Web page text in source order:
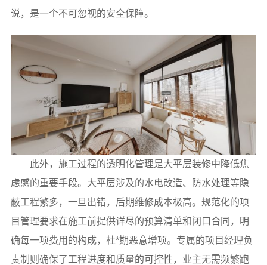
说，是一个不可忽视的安全保障。
此外，施工过程的透明化管理是大平层装修中降低焦
虑感的重要手段。大平层涉及的水电改造、防水处理等隐
蔽工程繁多，一旦出错，后期维修成本极高。规范化的项
目管理要求在施工前提供详尽的预算清单和闭口合同，明
确每一项费用的构成，杜*期恶意增项。专属的项目经理负
责制则确保了工程进度和质量的可控性，业主无需频繁跑